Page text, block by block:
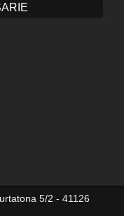
5/2 - 41126